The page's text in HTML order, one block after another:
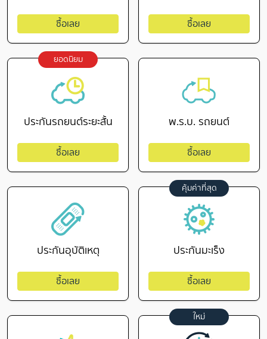
ซื้อเลย ซื้อเลย
ยอดนิยม
ประกันรถยนต์ระยะสั้น
ซื้อเลย
พ.ร.บ. รถยนต์
ซื้อเลย
ประกันอุบัติเหตุ
ซื้อเลย
คุ้มค่าที่สุด
ประกันมะเร็ง
ซื้อเลย
ใหม่